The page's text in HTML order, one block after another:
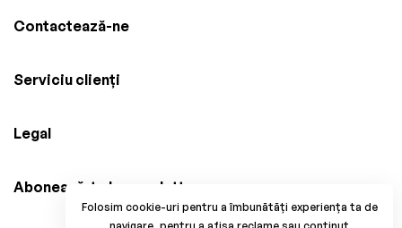
Contactează-ne
Serviciu clienți
Legal
Abonează-te la newsletter
Folosim cookie-uri pentru a îmbunătăți experiența ta de